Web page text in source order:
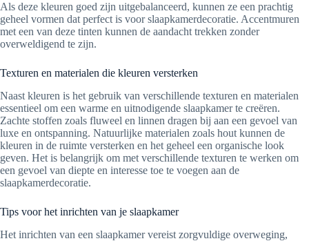
Als deze kleuren goed zijn uitgebalanceerd, kunnen ze een prachtig
geheel vormen dat perfect is voor slaapkamerdecoratie. Accentmuren
met een van deze tinten kunnen de aandacht trekken zonder
overweldigend te zijn.
Texturen en materialen die kleuren versterken
Naast kleuren is het gebruik van verschillende texturen en materialen
essentieel om een warme en uitnodigende slaapkamer te creëren.
Zachte stoffen zoals fluweel en linnen dragen bij aan een gevoel van
luxe en ontspanning. Natuurlijke materialen zoals hout kunnen de
kleuren in de ruimte versterken en het geheel een organische look
geven. Het is belangrijk om met verschillende texturen te werken om
een gevoel van diepte en interesse toe te voegen aan de
slaapkamerdecoratie.
Tips voor het inrichten van je slaapkamer
Het inrichten van een slaapkamer vereist zorgvuldige overweging,